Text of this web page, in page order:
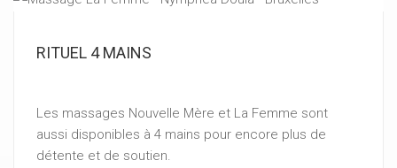
RITUEL 4 MAINS
Les massages Nouvelle Mère et La Femme sont
aussi disponibles à 4 mains pour encore plus de
détente et de soutien.